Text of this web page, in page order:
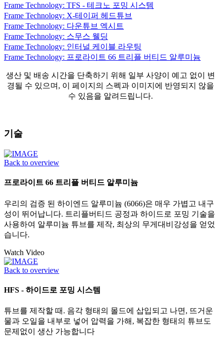
Frame Technology: TFS - 테크노 포밍 시스템
Frame Technology: X-테이퍼 헤드튜브
Frame Technology: 다운튜브 엑시트
Frame Technology: 스무스 웰딩
Frame Technology: 인터널 케이블 라우팅
Frame Technology: 프로라이트 66 트리플 버티드 알루미늄
생산 및 배송 시간을 단축하기 위해 일부 사양이 예고 없이 변
경될 수 있으며, 이 페이지의 스펙과 이미지에 반영되지 않을
수 있음을 알려드립니다.
기술
Back to overview
프로라이트 66 트리플 버티드 알루미늄
우리의 검증 된 하이엔드 알루미늄 (6066)은 매우 가볍고 내구
성이 뛰어납니다. 트리플버티드 공정과 하이드로 포밍 기술을
사용하여 알루미늄 튜브를 제작, 최상의 무게대비강성을 얻었
습니다.
Watch Video
Back to overview
HFS - 하이드로 포밍 시스템
튜브를 제작할 때. 음각 형태의 몰드에 삽입되고 나면, 뜨거운
물과 오일을 내부로 넣어 압력을 가해, 복잡한 형태의 튜브도
문제없이 생산 가능합니다